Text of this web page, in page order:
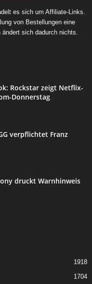
es sich um Affiliate-Links.
von Bestellungen eine
sich dadurch nichts.
Rockstar zeigt Netflix-
Donnerstag
verpflichtet Franz
druckt Warnhinweis
1918
1704